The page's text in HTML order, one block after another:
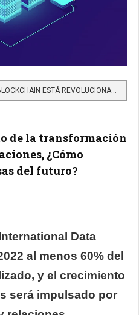
de la transformación
¿Cómo
del futuro?
Data
al menos 60% del
y el crecimiento
será impulsado por